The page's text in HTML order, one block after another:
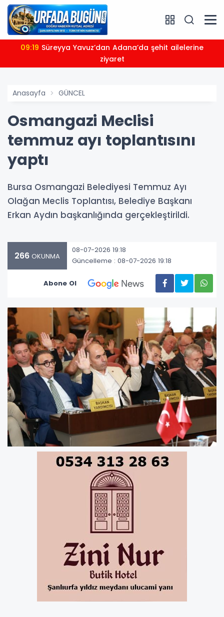
09:19
ziyaret
Anasayfa GÜNCEL
Osmangazi Meclisi
temmuz ayı toplantısını
yaptı
Bursa Osmangazi Belediyesi Temmuz Ayı
Olağan Meclis Toplantısı, Belediye Başkanı
Erkan Aydın başkanlığında gerçekleştirildi.
266 OKUNMA
08-07-2026 19:18
Güncelleme : 08-07-2026 19:18
Abone Ol